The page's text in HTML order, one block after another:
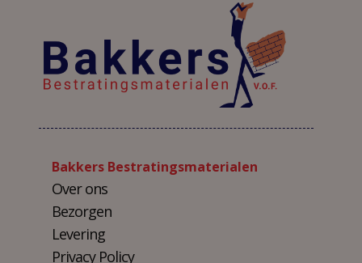
Bakkers Bestratingsmaterialen
Over ons
Bezorgen
Levering
Privacy Policy